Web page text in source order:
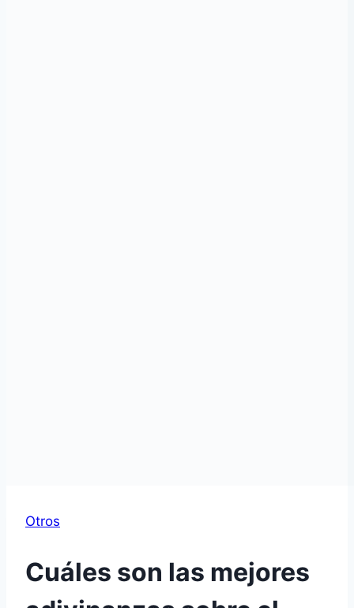
Otros
Cuáles son las mejores